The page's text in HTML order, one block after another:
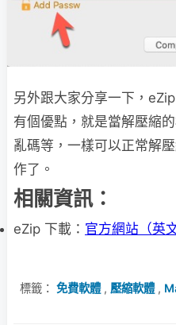
另外跟大家分享一下，
有個優點，就是當解壓縮
亂碼等，一樣可以正常解
作了。
相關資訊：
eZip 下載： 官方網站（英文
標籤： 免費軟體, 壓縮軟體,